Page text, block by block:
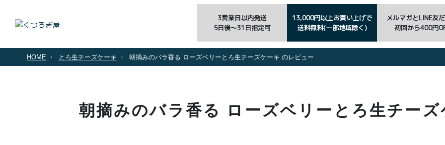
3営業日以内発送
5日後〜31日指定可
13,000円以上お買い上げで
送料無料(一部地域除く)
メルマガとLINE友
初回から400円
HOME とろ生チーズケーキ 朝摘みのバラ香る ローズベリーとろ生チーズケーキ のレビュー
朝摘みのバラ香る ローズベリーとろ生チー